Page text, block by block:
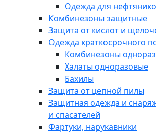
Одежда для
Комбинезоны защитные
Защита от кислот и
Одежда краткосрочного
Комбинезоны
Халаты одноразовые
Бахилы
Защита от цепной пилы
Защитная одежда и
и спасателей
Фартуки, нарукавники